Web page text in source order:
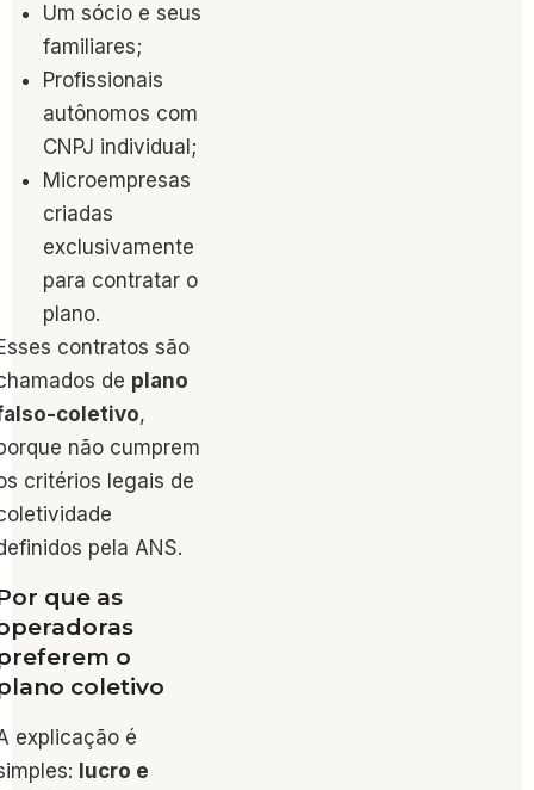
Um sócio e seus
familiares;
Profissionais
autônomos com
CNPJ individual;
Microempresas
criadas
exclusivamente
para contratar o
plano.
contratos são
de plano
coletivo,
não cumprem
critérios legais de
pela ANS.
que as
o
coletivo
explicação é
lucro e